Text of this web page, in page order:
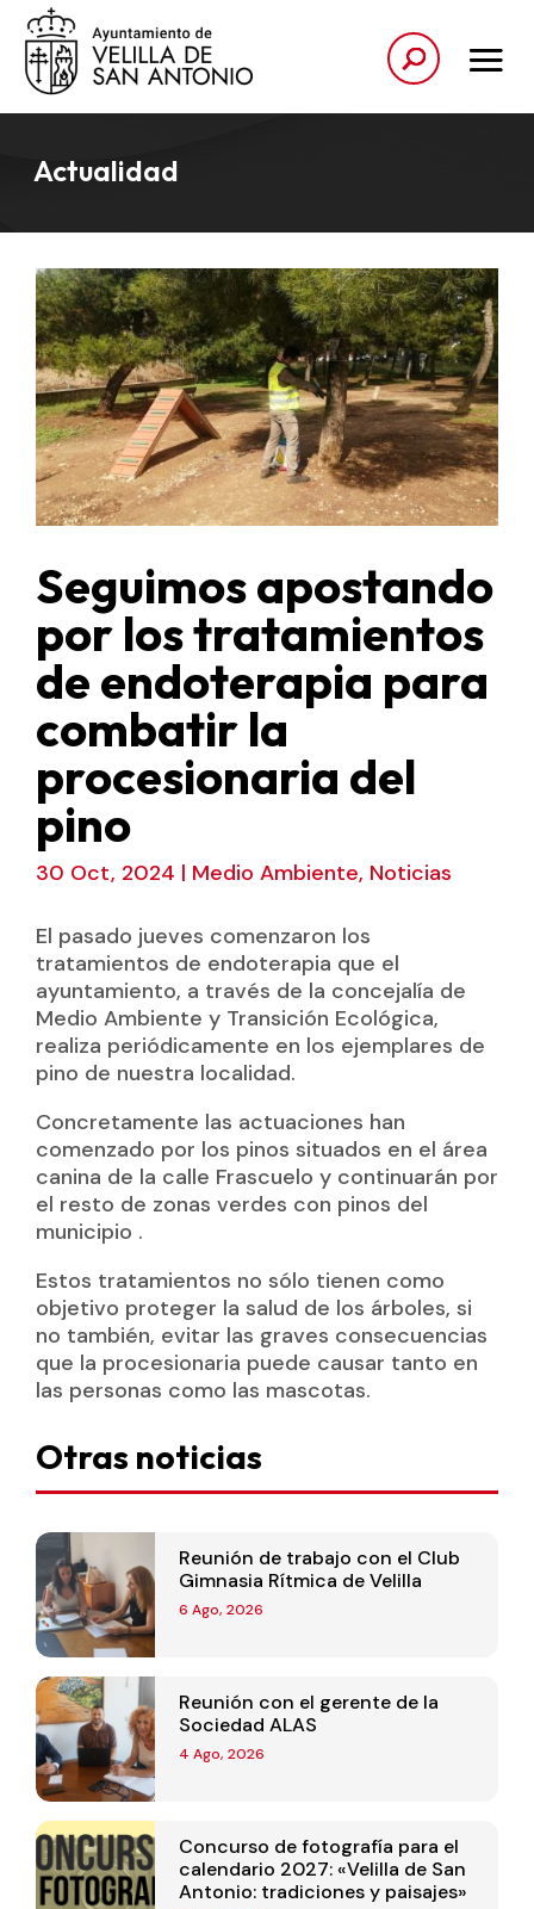
Actualidad
Seguimos apostando
por los tratamientos
de endoterapia para
combatir la
procesionaria del
pino
30 Oct, 2024 | Medio Ambiente, Noticias
El pasado jueves comenzaron los
tratamientos de endoterapia que el
ayuntamiento, a través de la concejalía de
Medio Ambiente y Transición Ecológica,
realiza periódicamente en los ejemplares de
pino de nuestra localidad.
Concretamente las actuaciones han
comenzado por los pinos situados en el área
canina de la calle Frascuelo y continuarán por
el resto de zonas verdes con pinos del
municipio .
Estos tratamientos no sólo tienen como
objetivo proteger la salud de los árboles, si
no también, evitar las graves consecuencias
que la procesionaria puede causar tanto en
las personas como las mascotas.
Otras noticias
Reunión de trabajo con el Club
Gimnasia Rítmica de Velilla
6 Ago, 2026
Reunión con el gerente de la
Sociedad ALAS
4 Ago, 2026
Concurso de fotografía para el
calendario 2027: «Velilla de San
Antonio: tradiciones y paisajes»